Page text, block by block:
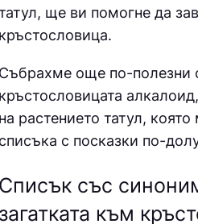
ще ви помогне да
още по-полезни
растението татул,
с посказки по-
със
към